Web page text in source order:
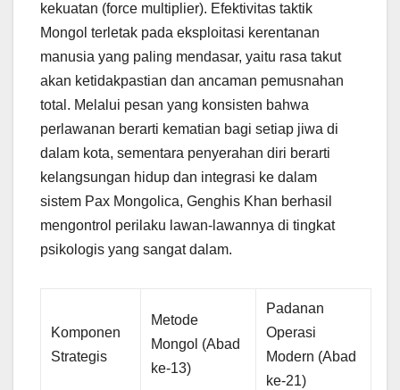
kekuatan (force multiplier). Efektivitas taktik
Mongol terletak pada eksploitasi kerentanan
manusia yang paling mendasar, yaitu rasa takut
akan ketidakpastian dan ancaman pemusnahan
total. Melalui pesan yang konsisten bahwa
perlawanan berarti kematian bagi setiap jiwa di
dalam kota, sementara penyerahan diri berarti
kelangsungan hidup dan integrasi ke dalam
sistem Pax Mongolica, Genghis Khan berhasil
mengontrol perilaku lawan-lawannya di tingkat
psikologis yang sangat dalam.
Komponen
Strategis
Metode
Mongol (Abad
ke-13)
Padanan
Operasi
Modern (Abad
ke-21)